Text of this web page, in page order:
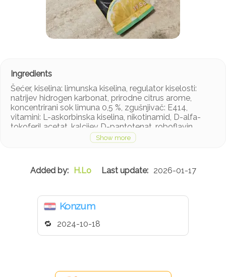
Šećer, kiselina: limunska kiselina, regulator kiselosti:
natrijev hidrogen karbonat, prirodne citrus arome,
koncentrirani sok limuna 0,5 %, zgušnjivač: E414,
vitamini: L-askorbinska kiselina, nikotinamid, D-alfa-
tokoferil acetat, kalcijev D-pantotenat, roboflavin,
piridoksin-hidroklorid, tiamin-mononitrat,
pteroilmonoglutaminska kiselina, D-biotin,
H.Lo
2026-01-17
Konzum
2024-10-18